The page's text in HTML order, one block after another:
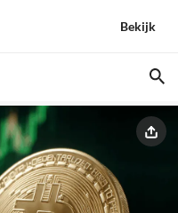
Bekijk